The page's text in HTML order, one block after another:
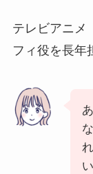
テレビアニメ
フィ役を長年